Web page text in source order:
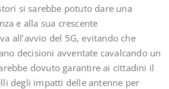
si sarebbe potuto dare una
e alla sua crescente
all’avvio del 5G, evitando che
decisioni avventate cavalcando un
dovuto garantire ai cittadini il
degli impatti delle antenne per